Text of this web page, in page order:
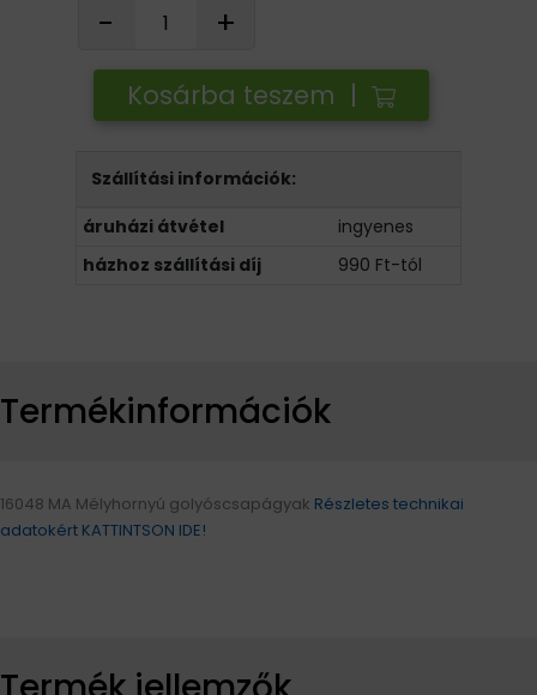
- +
Kosárba teszem |
Szállítási információk:
áruházi átvétel
ingyenes
házhoz szállítási díj
990 Ft-tól
Termékinformációk
16048 MA Mélyhornyú golyóscsapágyak Részletes technikai
adatokért KATTINTSON IDE!